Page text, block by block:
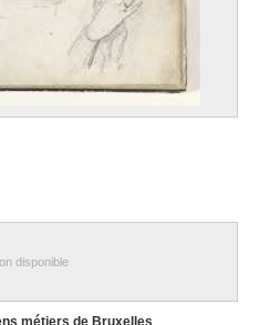
disponible
métiers de Bruxelles